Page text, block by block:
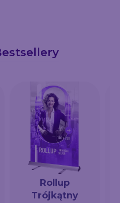
Rollup
Trójkątny